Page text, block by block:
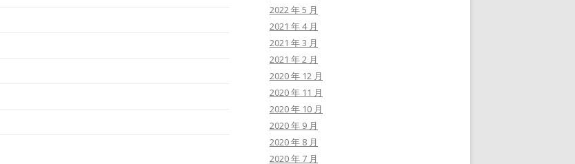
2022 年 5 月
2021 年 4 月
2021 年 3 月
2021 年 2 月
2020 年 12 月
2020 年 11 月
2020 年 10 月
2020 年 9 月
2020 年 8 月
2020 年 7 月